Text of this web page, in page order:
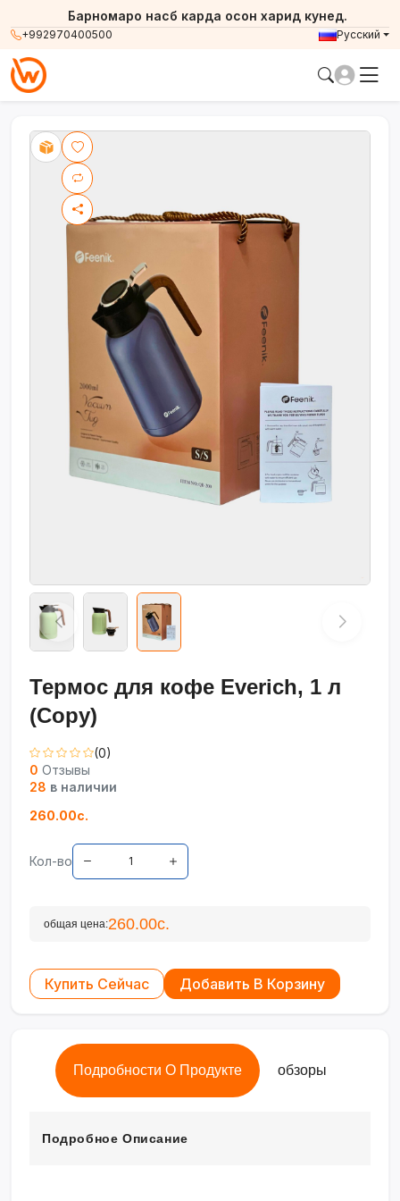
+992970400500
Барномаро насб карда осон харид кунед.
Русский
Термос для кофе Everich, 1 л
(Copy)
(0)
0 Отзывы
28 в наличии
260.00с.
Кол-во
общая цена:260.00с.
Купить Сейчас Добавить В Корзину
Подробности О Продукте обзоры
Подробное Описание